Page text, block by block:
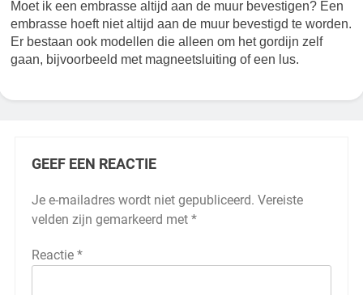
Moet ik een embrasse altijd aan de muur bevestigen? Een
embrasse hoeft niet altijd aan de muur bevestigd te worden.
Er bestaan ook modellen die alleen om het gordijn zelf
gaan, bijvoorbeeld met magneetsluiting of een lus.
GEEF EEN REACTIE
Je e-mailadres wordt niet gepubliceerd. Vereiste
velden zijn gemarkeerd met *
Reactie *